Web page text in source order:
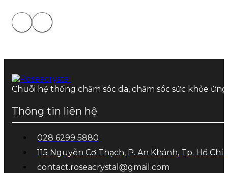
Chuỗi hệ thống chăm sóc da, chăm sóc sức khỏe
Thông tin liên hệ
028 6299 5880
115 Nguyễn Cơ Thạch, P. An Khánh, Tp. Hồ Chí
contact.roseacrystal@gmail.com